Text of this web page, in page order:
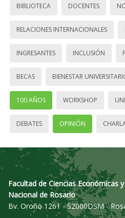
BIBLIOTECA DOCENTES
RELACIONES INTERNACIONALES
INGRESANTES INCLUSIÓN
BECAS BIENESTAR
100 AÑOS WORKSHOP
DEBATES OPINIÓN
Facultad de Ciencias Económicas
Nacional de Rosario
Bv. Oroño 1261 - S2000DSM -